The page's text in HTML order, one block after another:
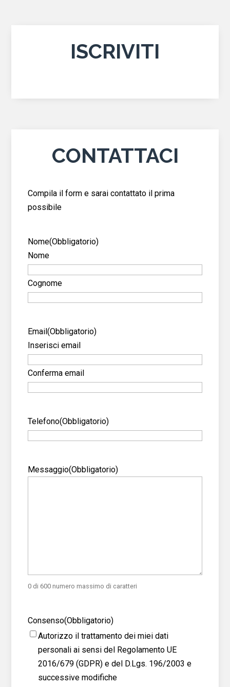
ISCRIVITI
CONTATTACI
Compila il form e sarai contattato il prima
possibile
Nome(Obbligatorio)
Nome
Cognome
Email(Obbligatorio)
Inserisci email
Conferma email
Telefono(Obbligatorio)
Messaggio(Obbligatorio)
0 di 600 numero massimo di caratteri
Consenso(Obbligatorio)
Autorizzo il trattamento dei miei dati
personali ai sensi del Regolamento UE
2016/679 (GDPR) e del D.Lgs. 196/2003 e
successive modifiche